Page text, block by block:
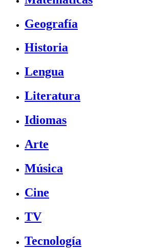
Geografía
Historia
Lengua
Literatura
Idiomas
Arte
Música
Cine
TV
Tecnología